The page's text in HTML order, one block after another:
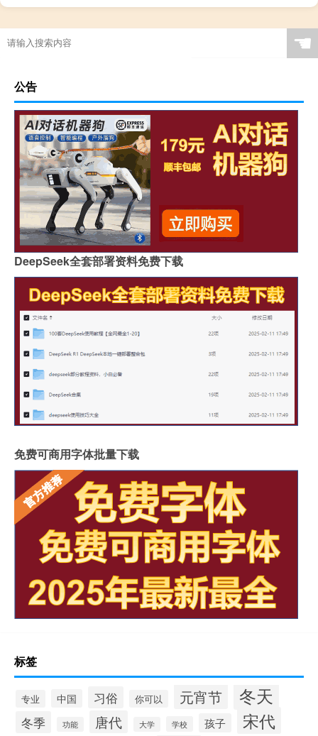
☚
公告
DeepSeek全套部署资料免费下载
免费可商用字体批量下载
标签
专业 中国 习俗 你可以 元宵节 冬天
冬季 功能 唐代 大学 学校 孩子 宋代